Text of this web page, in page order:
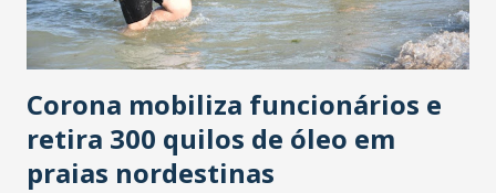
enquanto houver o risco do óleo chegar às praias. O
destino de cada voo é definido pelas informações
levantadas pela Ma...
Corona mobiliza funcionários e
retira 300 quilos de óleo em
praias nordestinas